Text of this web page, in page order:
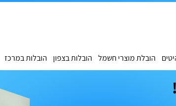
הובלת מוצרי חשמל הובלות בצפון הובלות במרכז